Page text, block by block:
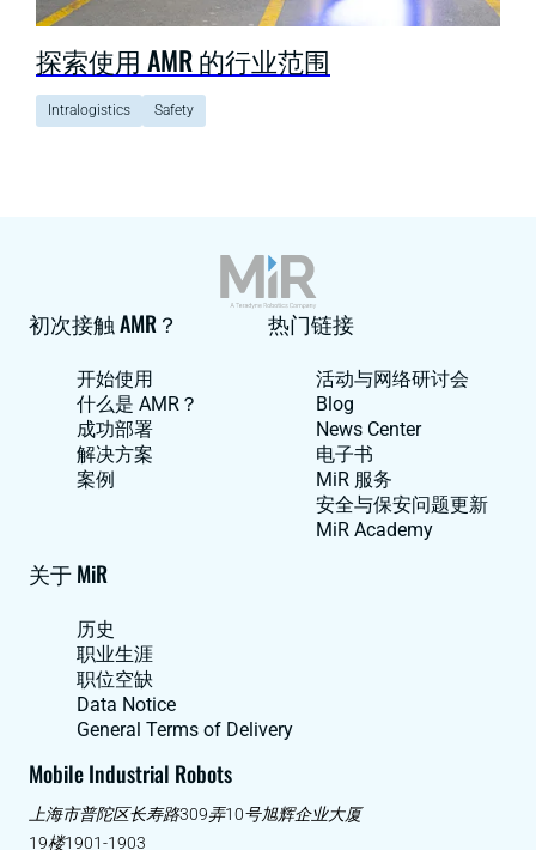
探索使用 AMR 的行业范围
Intralogistics Safety
初次接触 AMR？
开始使用
什么是 AMR？
成功部署
解决方案
案例
热门链接
活动与网络研讨会
Blog
News Center
电子书
MiR 服务
安全与保安问题更新
MiR Academy
关于 MiR
历史
职业生涯
职位空缺
Data Notice
General Terms of Delivery
Mobile Industrial Robots
上海市普陀区长寿路309弄10号旭辉企业大厦
19楼1901-1903